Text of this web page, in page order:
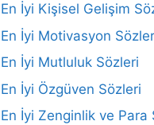
En İyi Kişisel Gelişim
En İyi Motivasyon
En İyi Mutluluk Sözleri
En İyi Özgüven Sözleri
En İyi Zenginlik ve Para